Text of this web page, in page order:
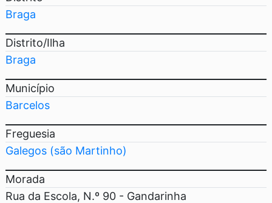
Braga
Distrito/Ilha
Braga
Município
Barcelos
Freguesia
Galegos (são Martinho)
Morada
Rua da Escola, N.º 90 - Gandarinha